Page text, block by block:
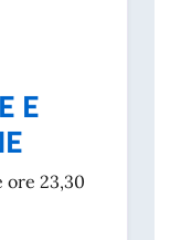
E
ore 23,30